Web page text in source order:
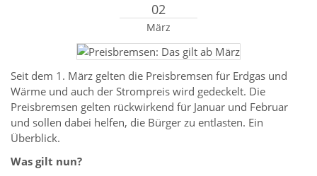
02
März
Seit dem 1. März gelten die Preisbremsen für Erdgas und
Wärme und auch der Strompreis wird gedeckelt. Die
Preisbremsen gelten rückwirkend für Januar und Februar
und sollen dabei helfen, die Bürger zu entlasten. Ein
Überblick.
Was gilt nun?